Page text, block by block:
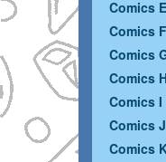
Comics E
Comics F
Comics
Comics
Comics I
Comics J
Comics